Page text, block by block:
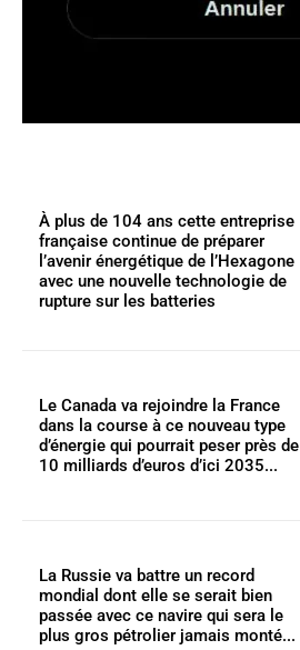
À plus de 104 ans cette entreprise
française continue de préparer
l’avenir énergétique de l’Hexagone
avec une nouvelle technologie de
rupture sur les batteries
Le Canada va rejoindre la France
dans la course à ce nouveau type
d’énergie qui pourrait peser près de
10 milliards d’euros d’ici 2035...
La Russie va battre un record
mondial dont elle se serait bien
passée avec ce navire qui sera le
plus gros pétrolier jamais monté...